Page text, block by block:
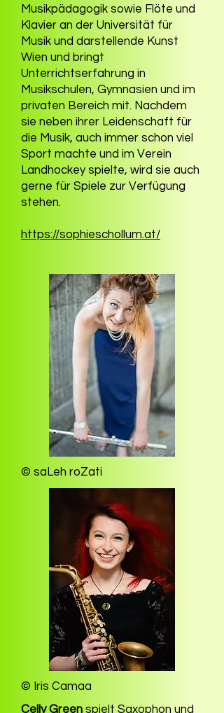
Musikpädagogik sowie Flöte und
Klavier an der Universität für
Musik und darstellende Kunst
Wien und bringt
Unterrichtserfahrung in
Musikschulen, Gymnasien und im
privaten Bereich mit. Nachdem
sie neben ihrer Leidenschaft für
die Musik, auch immer schon viel
Sport machte und im Verein
Landhockey spielte, wird sie auch
gerne für Spiele zur Verfügung
stehen.
https://sophieschollum.at/
© saLeh roZati
© Iris Camaa
Celly Green spielt Saxophon und